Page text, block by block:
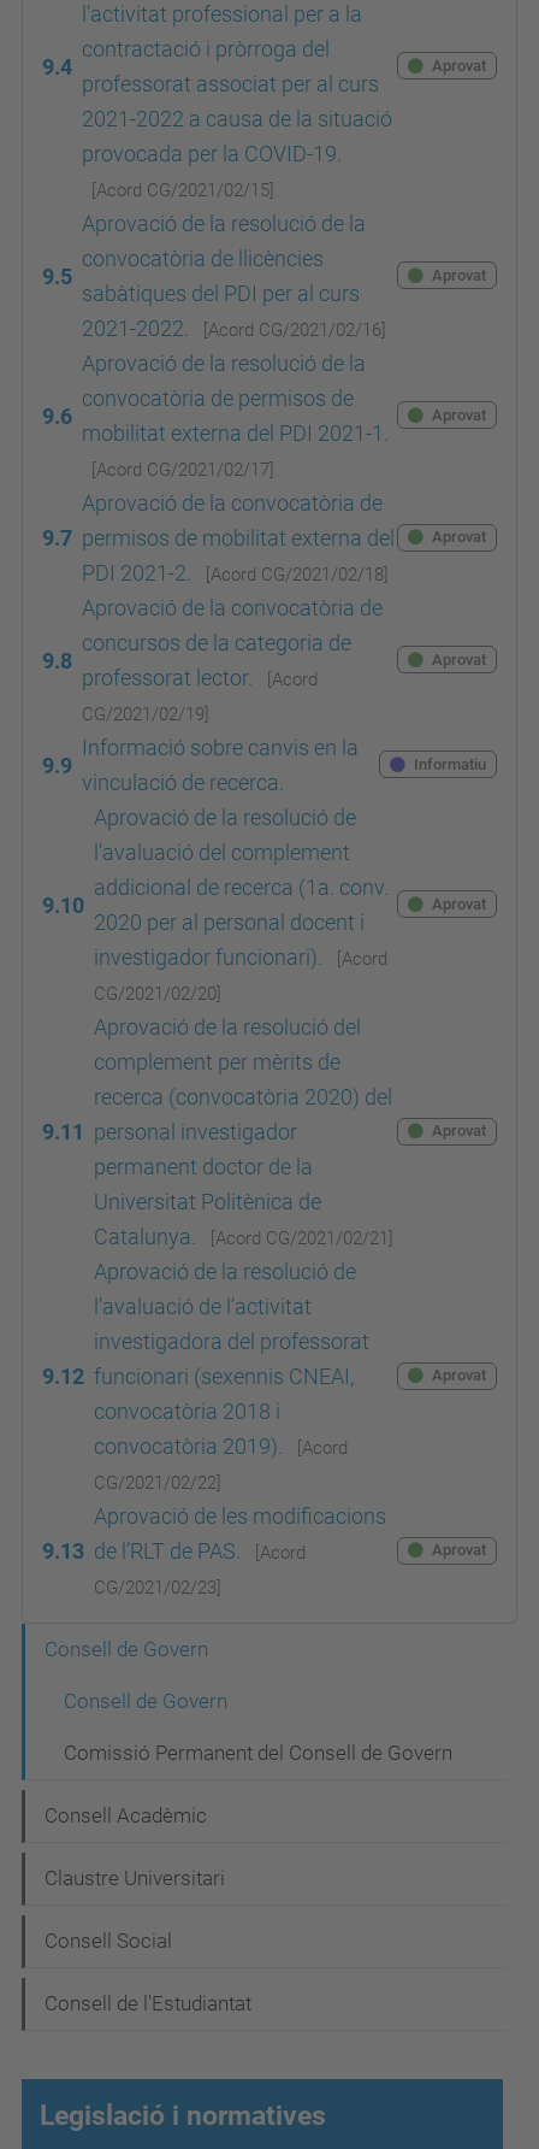
9.4
l’activitat professional per a la
contractació i pròrroga del
professorat associat per al curs
2021-2022 a causa de la situació
provocada per la COVID-19.
[Acord CG/2021/02/15]
Aprovat
9.5
Aprovació de la resolució de la
convocatòria de llicències
sabàtiques del PDI per al curs
2021-2022.
[Acord CG/2021/02/16]
Aprovat
9.6
Aprovació de la resolució de la
convocatòria de permisos de
mobilitat externa del PDI 2021-1.
[Acord CG/2021/02/17]
Aprovat
9.7
Aprovació de la convocatòria de
permisos de mobilitat externa del
PDI 2021-2.
[Acord CG/2021/02/18]
Aprovat
9.8
Aprovació de la convocatòria de
concursos de la categoria de
professorat lector.
[Acord
CG/2021/02/19]
Aprovat
9.9
Informació sobre canvis en la
vinculació de recerca.
Informatiu
9.10
Aprovació de la resolució de
l’avaluació del complement
addicional de recerca (1a. conv.
2020 per al personal docent i
investigador funcionari).
[Acord
CG/2021/02/20]
Aprovat
9.11
Aprovació de la resolució del
complement per mèrits de
recerca (convocatòria 2020) del
personal investigador
permanent doctor de la
Universitat Politènica de
Catalunya.
[Acord CG/2021/02/21]
Aprovat
9.12
Aprovació de la resolució de
l’avaluació de l’activitat
investigadora del professorat
funcionari (sexennis CNEAI,
convocatòria 2018 i
convocatòria 2019).
[Acord
CG/2021/02/22]
Aprovat
9.13
Aprovació de les modificacions
de l’RLT de PAS.
[Acord
CG/2021/02/23]
Aprovat
e
a
c
ó
Consell de Govern
Consell de Govern
Comissió Permanent del Consell de Govern
Consell Acadèmic
Claustre Universitari
Consell Social
Consell de l'Estudiantat
Legislació i normatives